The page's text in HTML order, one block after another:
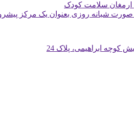
سلامت کودک
صورت شبانه روزی بعنوان یک مرکز
کوچه ابراهیمی، پلاک 24